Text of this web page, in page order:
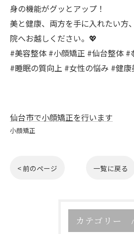
身の機能がグッとアップ！
美と健康、両方を手に入れたい方
院へお越しください。💖
#美容整体 #小顔矯正 #仙台整体
#睡眠の質向上 #女性の悩み #健
仙台市で小顔矯正を行います
小顔矯正
< 前のページ 一覧に戻る
カテゴリー